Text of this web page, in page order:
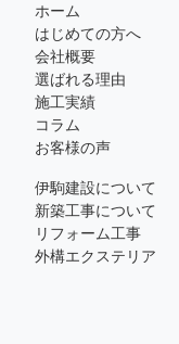
ホーム
はじめての方へ
会社概要
選ばれる理由
施工実績
コラム
お客様の声
伊駒建設について
新築工事について
リフォーム工事
外構エクステリア